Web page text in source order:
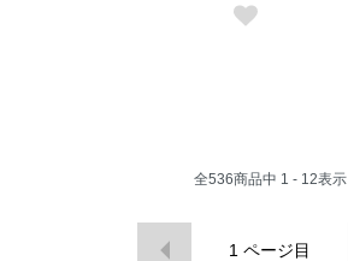
全536商品中 1 - 12表示
1 ページ目